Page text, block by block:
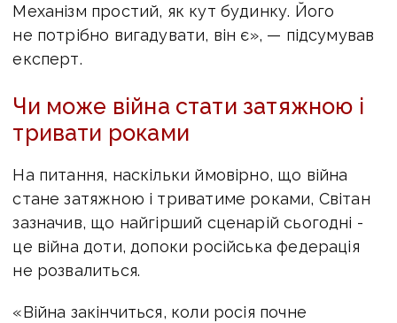
Механізм простий, як кут будинку. Його
не потрібно вигадувати, він є», — підсумував
експерт.
Чи може війна стати затяжною і
тривати роками
На питання, наскільки ймовірно, що війна
стане затяжною і триватиме роками, Світан
зазначив, що найгірший сценарій сьогодні -
це війна доти, допоки російська федерація
не розвалиться.
«Війна закінчиться, коли росія почне